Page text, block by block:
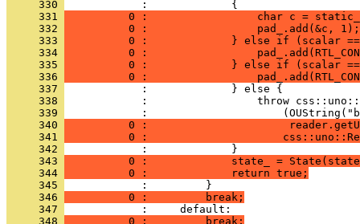
     330
     331
0 :                 char c =
     332
          0 :                 pad_.add(&c, 1);
     333
0 :             } else if (scalar
     334
0 :
     335
0 :             } else if (scalar
     336
0 :
     337
     338
     339
     340
0 :
     341
0 :
     342
     343
0 :             state_ =
     344
          0 :             return true;
     345
     346
          0 :         break;
     347
     348
          0 :         break;